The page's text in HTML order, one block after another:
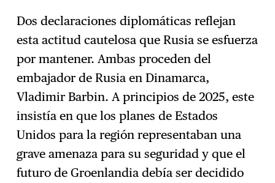
Dos declaraciones diplomáticas reflejan
esta actitud cautelosa que Rusia se esfuerza
por mantener. Ambas proceden del
embajador de Rusia en Dinamarca,
Vladimir Barbin. A principios de 2025, este
insistía en que los planes de Estados
Unidos para la región representaban una
grave amenaza para su seguridad y que el
futuro de Groenlandia debía ser decidido